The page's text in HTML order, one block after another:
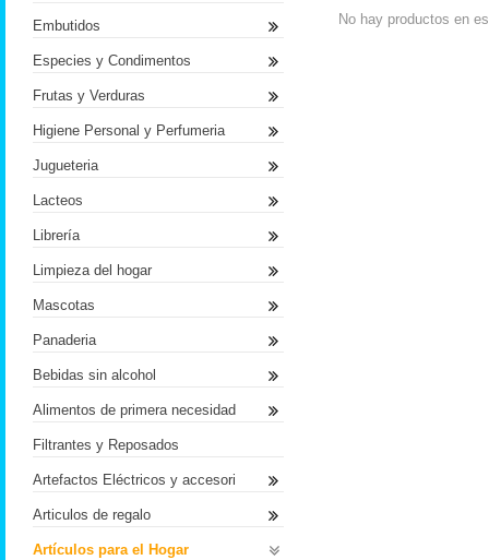
No hay productos en
Embutidos
Especies y Condimentos
Frutas y Verduras
Higiene Personal y Perfumeria
Jugueteria
Lacteos
Librería
Limpieza del hogar
Mascotas
Panaderia
Bebidas sin alcohol
Alimentos de primera necesidad
Filtrantes y Reposados
Artefactos Eléctricos y accesori
Articulos de regalo
Artículos para el Hogar